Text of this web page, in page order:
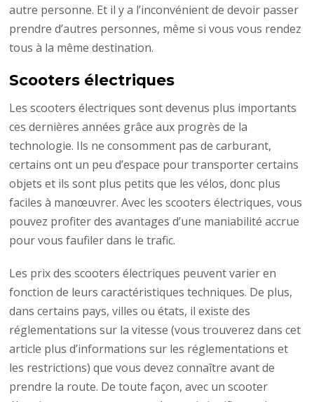
autre personne. Et il y a l’inconvénient de devoir passer
prendre d’autres personnes, même si vous vous rendez
tous à la même destination.
Scooters électriques
Les scooters électriques sont devenus plus importants
ces dernières années grâce aux progrès de la
technologie. Ils ne consomment pas de carburant,
certains ont un peu d’espace pour transporter certains
objets et ils sont plus petits que les vélos, donc plus
faciles à manœuvrer. Avec les scooters électriques, vous
pouvez profiter des avantages d’une maniabilité accrue
pour vous faufiler dans le trafic.
Les prix des scooters électriques peuvent varier en
fonction de leurs caractéristiques techniques. De plus,
dans certains pays, villes ou états, il existe des
réglementations sur la vitesse (vous trouverez dans cet
article plus d’informations sur les réglementations et
les restrictions) que vous devez connaître avant de
prendre la route. De toute façon, avec un scooter